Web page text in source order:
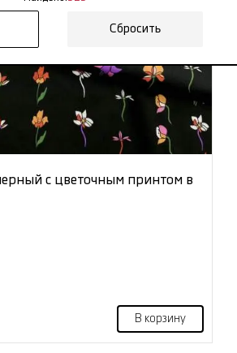
Сбросить
с цветочным принтом в
В корзину